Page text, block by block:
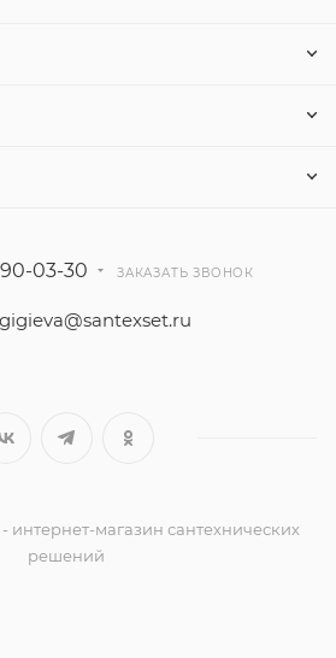
03-30 ЗАКАЗАТЬ ЗВОНОК
- интернет-магазин сантехнических
решений